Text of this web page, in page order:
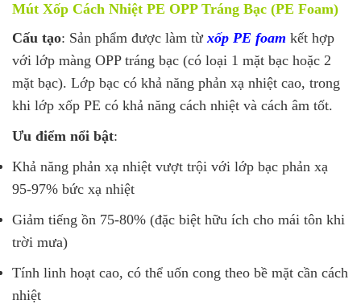
Mút Xốp Cách Nhiệt PE OPP Tráng Bạc (PE Foam)
Cấu tạo: Sản phẩm được làm từxốp PE foam kết hợp
với lớp màng OPP tráng bạc (có loại 1 mặt bạc hoặc 2
mặt bạc). Lớp bạc có khả năng phản xạ nhiệt cao, trong
khi lớp xốp PE có khả năng cách nhiệt và cách âm tốt.
Ưu điểm nổi bật:
Khả năng phản xạ nhiệt vượt trội với lớp bạc phản xạ
95-97% bức xạ nhiệt
Giảm tiếng ồn 75-80% (đặc biệt hữu ích cho mái tôn khi
trời mưa)
Tính linh hoạt cao, có thể uốn cong theo bề mặt cần cách
nhiệt